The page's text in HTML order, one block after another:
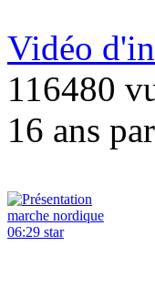
Vidéo
116480
16 ans par
06:29 star